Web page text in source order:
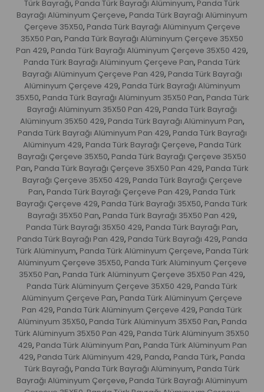
Türk Bayrağı, Panda Türk Bayrağı Alüminyum, Panda Türk
Bayrağı Alüminyum Çerçeve, Panda Türk Bayrağı Alüminyum
Çerçeve 35X50, Panda Türk Bayrağı Alüminyum Çerçeve
35X50 Pan, Panda Türk Bayrağı Alüminyum Çerçeve 35X50
Pan 429, Panda Türk Bayrağı Alüminyum Çerçeve 35X50 429,
Panda Türk Bayrağı Alüminyum Çerçeve Pan, Panda Türk
Bayrağı Alüminyum Çerçeve Pan 429, Panda Türk Bayrağı
Alüminyum Çerçeve 429, Panda Türk Bayrağı Alüminyum
35X50, Panda Türk Bayrağı Alüminyum 35X50 Pan, Panda Türk
Bayrağı Alüminyum 35X50 Pan 429, Panda Türk Bayrağı
Alüminyum 35X50 429, Panda Türk Bayrağı Alüminyum Pan,
Panda Türk Bayrağı Alüminyum Pan 429, Panda Türk Bayrağı
Alüminyum 429, Panda Türk Bayrağı Çerçeve, Panda Türk
Bayrağı Çerçeve 35X50, Panda Türk Bayrağı Çerçeve 35X50
Pan, Panda Türk Bayrağı Çerçeve 35X50 Pan 429, Panda Türk
Bayrağı Çerçeve 35X50 429, Panda Türk Bayrağı Çerçeve
Pan, Panda Türk Bayrağı Çerçeve Pan 429, Panda Türk
Bayrağı Çerçeve 429, Panda Türk Bayrağı 35X50, Panda Türk
Bayrağı 35X50 Pan, Panda Türk Bayrağı 35X50 Pan 429,
Panda Türk Bayrağı 35X50 429, Panda Türk Bayrağı Pan,
Panda Türk Bayrağı Pan 429, Panda Türk Bayrağı 429, Panda
Türk Alüminyum, Panda Türk Alüminyum Çerçeve, Panda Türk
Alüminyum Çerçeve 35X50, Panda Türk Alüminyum Çerçeve
35X50 Pan, Panda Türk Alüminyum Çerçeve 35X50 Pan 429,
Panda Türk Alüminyum Çerçeve 35X50 429, Panda Türk
Alüminyum Çerçeve Pan, Panda Türk Alüminyum Çerçeve
Pan 429, Panda Türk Alüminyum Çerçeve 429, Panda Türk
Alüminyum 35X50, Panda Türk Alüminyum 35X50 Pan, Panda
Türk Alüminyum 35X50 Pan 429, Panda Türk Alüminyum 35X50
429, Panda Türk Alüminyum Pan, Panda Türk Alüminyum Pan
429, Panda Türk Alüminyum 429, Panda, Panda Türk, Panda
Türk Bayrağı, Panda Türk Bayrağı Alüminyum, Panda Türk
Bayrağı Alüminyum Çerçeve, Panda Türk Bayrağı Alüminyum